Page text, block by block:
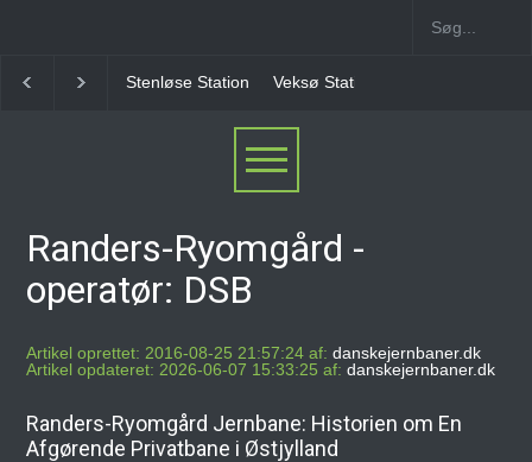
Veksø Station Måløv Station
Randers-Ryomgård -
operatør: DSB
Artikel oprettet: 2016-08-25 21:57:24 af: danskejernbaner.dk
Artikel opdateret: 2026-06-07 15:33:25 af: danskejernbaner.dk
Randers-Ryomgård Jernbane: Historien om En
Afgørende Privatbane i Østjylland